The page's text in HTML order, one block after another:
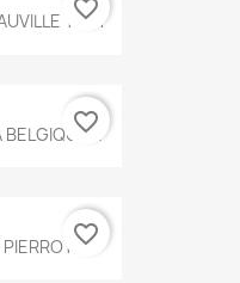
T.551
favorite_border
BELGIQUE...
favorite_border
favorite_border